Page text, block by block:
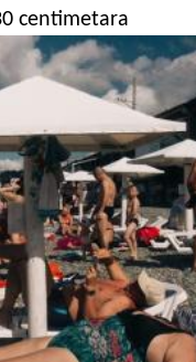
centimetara